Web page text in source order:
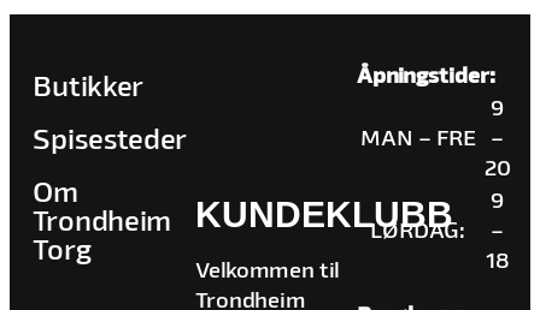
Butikker
Spisesteder
Om
Trondheim
Torg
KUNDEKLUBB
Velkommen til
Trondheim
Åpningstider:
MAN – FRE
9
–
20
LØRDAG:
9
–
18